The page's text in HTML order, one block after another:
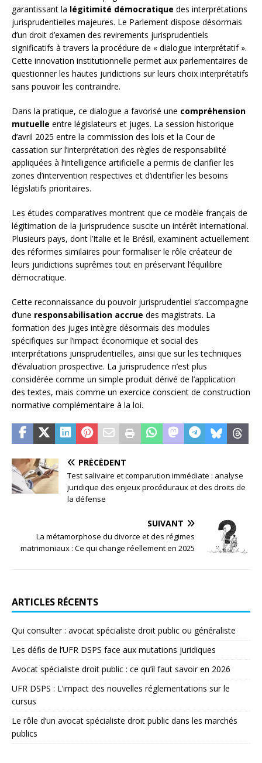
garantissant la légitimité démocratique des interprétations
jurisprudentielles majeures. Le Parlement dispose désormais
d’un droit d’examen des revirements jurisprudentiels
significatifs à travers la procédure de « dialogue interprétatif ».
Cette innovation institutionnelle permet aux parlementaires de
questionner les hautes juridictions sur leurs choix interprétatifs
sans pouvoir les contraindre.
Dans la pratique, ce dialogue a favorisé une compréhension
mutuelle entre législateurs et juges. La session historique
d’avril 2025 entre la commission des lois et la Cour de
cassation sur l’interprétation des règles de responsabilité
appliquées à l’intelligence artificielle a permis de clarifier les
zones d’intervention respectives et d’identifier les besoins
législatifs prioritaires.
Les études comparatives montrent que ce modèle français de
légitimation de la jurisprudence suscite un intérêt international.
Plusieurs pays, dont l’Italie et le Brésil, examinent actuellement
des réformes similaires pour formaliser le rôle créateur de
leurs juridictions suprêmes tout en préservant l’équilibre
démocratique.
Cette reconnaissance du pouvoir jurisprudentiel s’accompagne
d’une responsabilisation accrue des magistrats. La
formation des juges intègre désormais des modules
spécifiques sur l’impact économique et social des
interprétations jurisprudentielles, ainsi que sur les techniques
d’évaluation prospective. La jurisprudence n’est plus
considérée comme un simple produit dérivé de l’application
des textes, mais comme un exercice conscient de construction
normative complémentaire à la loi.
PRÉCÉDENT
Test salivaire et comparution immédiate : analyse
juridique des enjeux procéduraux et des droits de
la défense
SUIVANT
La métamorphose du divorce et des régimes
matrimoniaux : Ce qui change réellement en 2025
ARTICLES RÉCENTS
Qui consulter : avocat spécialiste droit public ou généraliste
Les défis de l’UFR DSPS face aux mutations juridiques
Avocat spécialiste droit public : ce qu’il faut savoir en 2026
UFR DSPS : L’impact des nouvelles réglementations sur le
cursus
Le rôle d’un avocat spécialiste droit public dans les marchés
publics